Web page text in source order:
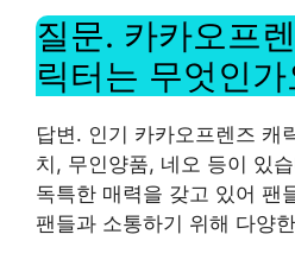
질문. 카카오프
릭터는 무엇인가
답변. 인기 카카오프렌즈 캐
치, 무인양품, 네오 등이 있
독특한 매력을 갖고 있어 팬
팬들과 소통하기 위해 다양